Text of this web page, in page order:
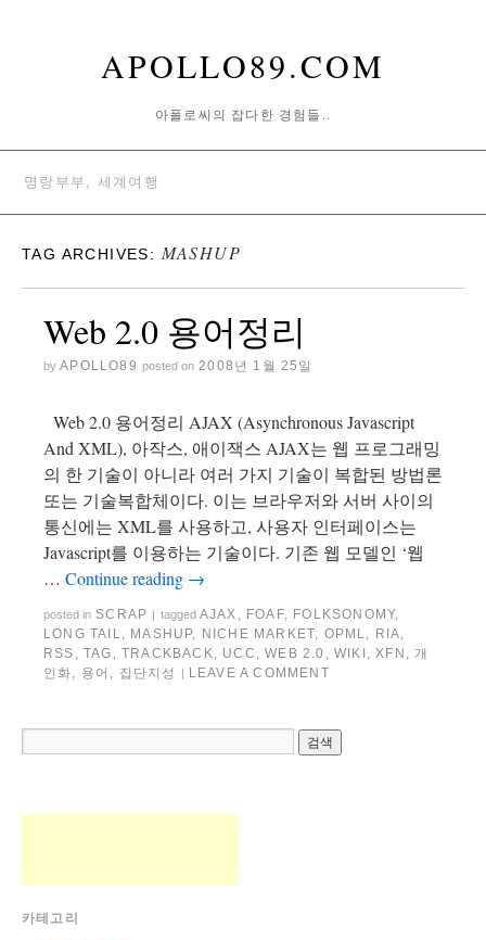
APOLLO89.COM
아폴로씨의 잡다한 경험들..
명랑부부, 세계여행
TAG ARCHIVES: MASHUP
Web 2.0 용어정리
by APOLLO89 posted on 2008년 1월 25일
Web 2.0 용어정리 AJAX (Asynchronous Javascript
And XML), 아작스, 애이잭스 AJAX는 웹 프로그래밍
의 한 기술이 아니라 여러 가지 기술이 복합된 방법론
또는 기술복합체이다. 이는 브라우저와 서버 사이의
통신에는 XML를 사용하고, 사용자 인터페이스는
Javascript를 이용하는 기술이다. 기존 웹 모델인 ‘웹
… Continue reading →
posted in SCRAP | tagged AJAX , FOAF, FOLKSONOMY,
LONG TAIL, MASHUP, NICHE MARKET, OPML, RIA,
RSS ,TAG ,TRACKBACK, UCC ,WEB 2.0 ,WIKI ,XFN ,개
인화, 용어 , 집단지성 | LEAVE A COMMENT
카테고리